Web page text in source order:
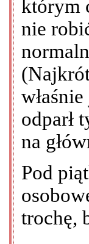
którym
nie
odparł
na
Pod
trochę,